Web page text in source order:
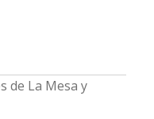
de La Mesa y